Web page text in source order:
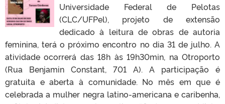
Universidade Federal de Pelotas
(CLC/UFPel), projeto de extensão
dedicado à leitura de obras de autoria
feminina, terá o próximo encontro no dia 31 de julho. A
atividade ocorrerá das 18h às 19h30min, na Otroporto
(Rua Benjamin Constant, 701 A). A participação é
gratuita e aberta à comunidade. No mês em que é
celebrada a mulher negra latino-americana e caribenha,